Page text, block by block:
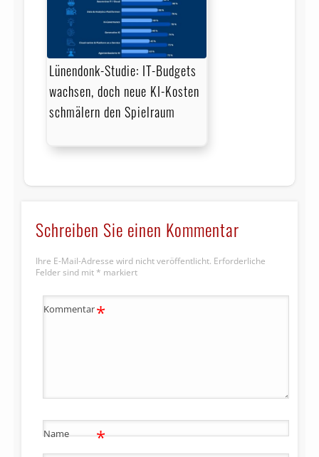
Lünendonk-Studie: IT-Budgets
wachsen, doch neue KI-Kosten
schmälern den Spielraum
Schreiben Sie einen Kommentar
Ihre E-Mail-Adresse wird nicht veröffentlicht. Erforderliche
Felder sind mit * markiert
Kommentar*
Name *